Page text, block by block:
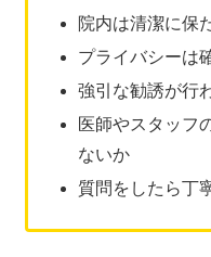
院内は清潔に保
プライバシーは
強引な勧誘が行
医師やスタッフ
ないか
質問をしたら丁